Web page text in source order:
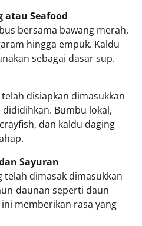
atau Seafood
bersama bawang merah,
hingga empuk. Kaldu
sebagai dasar sup.
disiapkan dimasukkan
Bumbu lokal,
dan kaldu daging
Sayuran
telah dimasak dimasukkan
daunan seperti daun
memberikan rasa yang